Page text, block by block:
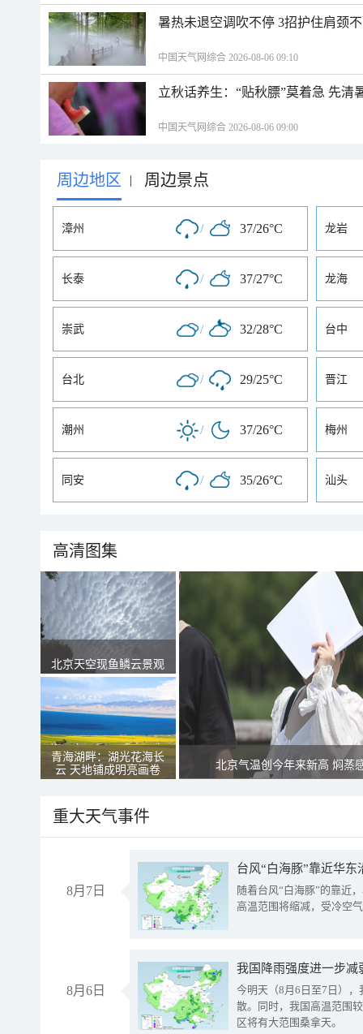
暑热未退空调吹不停 3招护住肩颈
中国天气网综合 2026-08-06 09:10
立秋话养生：“贴秋膘”莫着急 先清
中国天气网综合 2026-08-06 09:00
周边地区 | 周边景点
漳州 / 37/26°C 龙岩
长泰 / 37/27°C 龙海
崇武 / 32/28°C 台中
台北 / 29/25°C 晋江
潮州 / 37/26°C 梅州
同安 / 35/26°C 汕头
高清图集
北京天空现鱼鳞云景观
青海湖畔：湖光花海长
云 天地铺成明亮画卷
北京气温创今年来新高 焖蒸
重大天气事件
8月7日
台风“白海豚”靠近华
随着台风“白海豚”的靠近
高温范围将缩减，受冷空
8月6日
今明天（8月6日至7日）
散。同时，我国高温范围
区将有大范围桑拿天。